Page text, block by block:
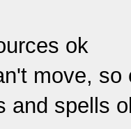
ok
move, so
and spells